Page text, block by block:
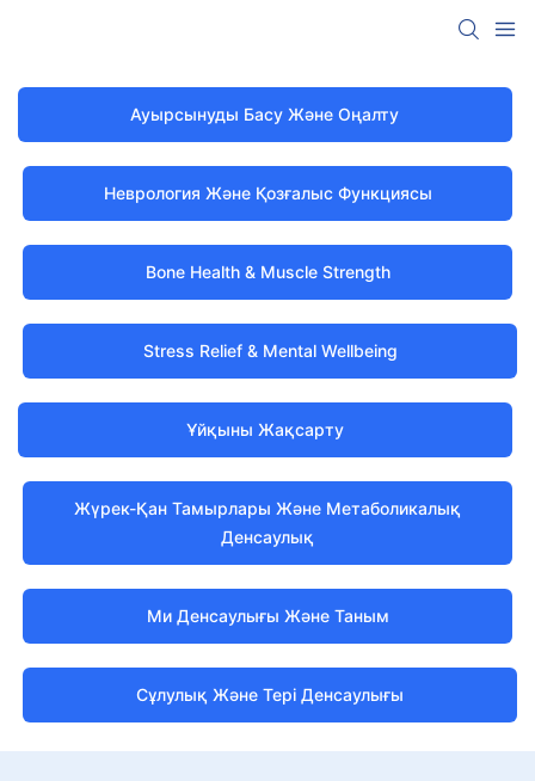
Ауырсынуды Басу Және Оңалту
Неврология Және Қозғалыс Функциясы
Bone Health & Muscle Strength
Stress Relief & Mental Wellbeing
Ұйқыны Жақсарту
Жүрек-Қан Тамырлары Және Метаболикалық
Денсаулық
Ми Денсаулығы Және Таным
Сұлулық Және Тері Денсаулығы